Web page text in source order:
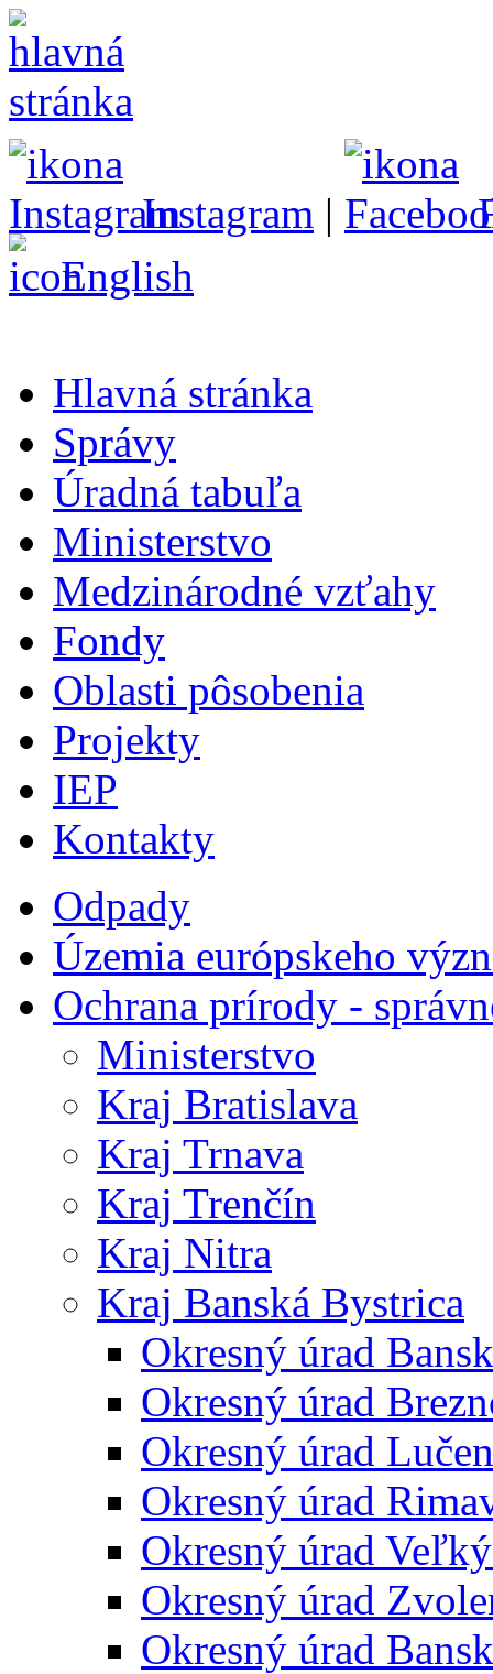
Instagram |
English
Hlavná stránka
Správy
Úradná tabuľa
Ministerstvo
Medzinárodné vzťahy
Fondy
Oblasti pôsobenia
Projekty
IEP
Kontakty
Odpady
Územia európskeho
Ochrana prírody -
Ministerstvo
Kraj Bratislava
Kraj Trnava
Kraj Trenčín
Kraj Nitra
Kraj Banská Bystrica
Okresný úrad
Okresný úrad
Okresný úrad
Okresný úrad
Okresný úrad
Okresný úrad
Okresný úrad